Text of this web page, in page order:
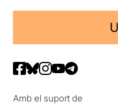
Amb el suport de